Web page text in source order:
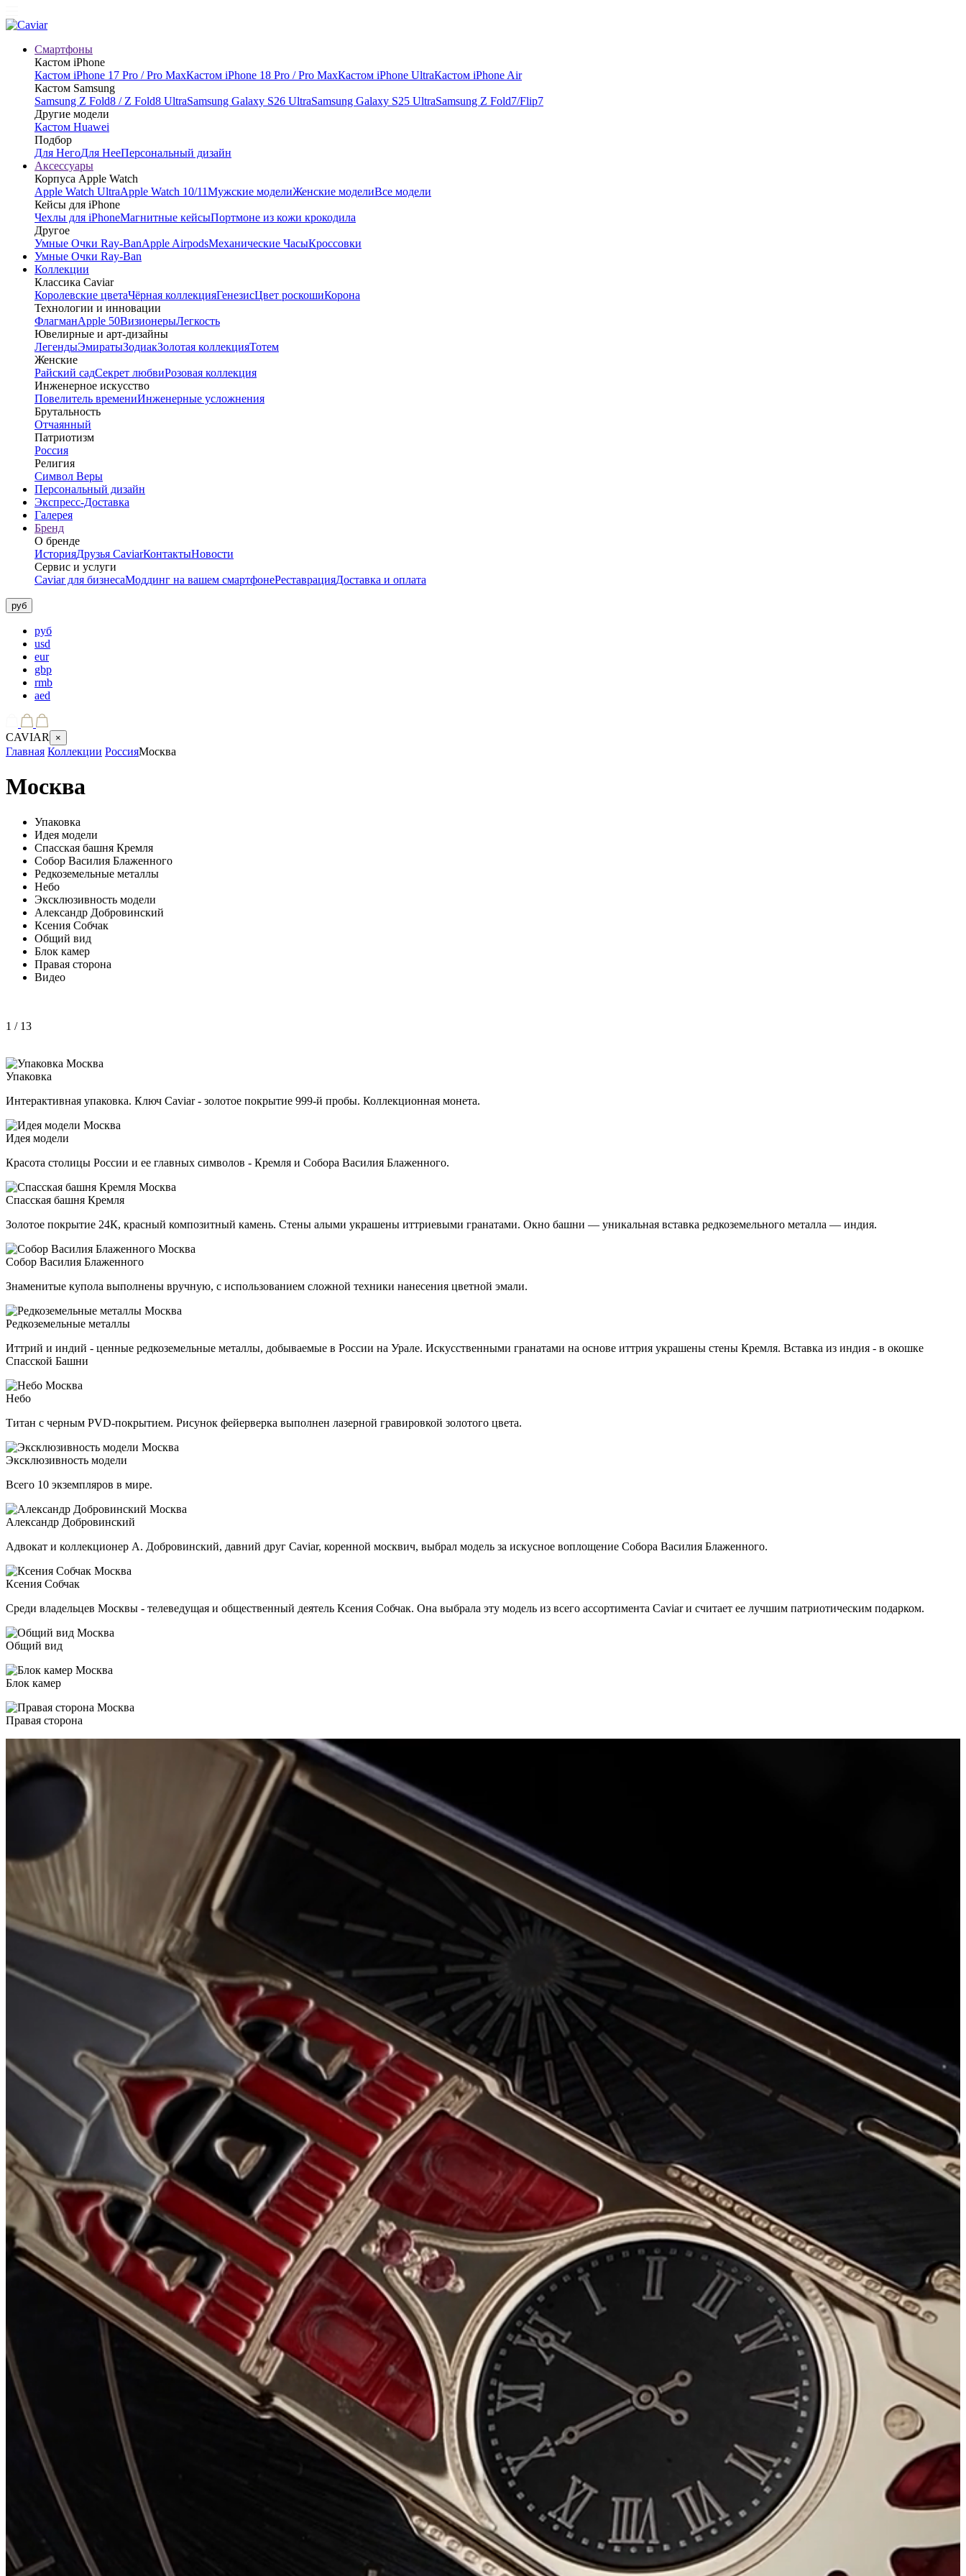
Смартфоны
Кастом iPhone
Кастом iPhone 17 Pro / Pro MaxКастом iPhone 18 Pro / Pro MaxКастом iPhone UltraКастом iPhone Air
Кастом Samsung
Samsung Z Fold8 / Z Fold8 UltraSamsung Galaxy S26 UltraSamsung Galaxy S25 UltraSamsung Z Fold7/Flip7
Другие модели
Кастом Huawei
Подбор
Для НегоДля НееПерсональный дизайн
Аксессуары
Корпуса Apple Watch
Apple Watch UltraApple Watch 10/11Мужские моделиЖенские моделиВсе модели
Кейсы для iPhone
Чехлы для iPhoneМагнитные кейсыПортмоне из кожи крокодила
Другое
Умные Очки Ray-BanApple AirpodsМеханические ЧасыКроссовки
Умные Очки Ray-Ban
Коллекции
Классика Caviar
Королевские цветаЧёрная коллекцияГенезисЦвет роскошиКорона
Технологии и инновации
ФлагманApple 50ВизионерыЛегкость
Ювелирные и арт-дизайны
ЛегендыЭмиратыЗодиакЗолотая коллекцияТотем
Женские
Райский садСекрет любвиРозовая коллекция
Инженерное искусство
Повелитель времениИнженерные усложнения
Брутальность
Отчаянный
Патриотизм
Россия
Религия
Символ Веры
Персональный дизайн
Экспресс-Доставка
Галерея
Бренд
О бренде
ИсторияДрузья CaviarКонтактыНовости
Сервис и услуги
Caviar для бизнесаМоддинг на вашем смартфонеРеставрацияДоставка и оплата
руб
руб
usd
eur
gbp
rmb
aed
CAVIAR ×
Главная Коллекции РоссияМосква
Москва
Упаковка
Идея модели
Спасская башня Кремля
Собор Василия Блаженного
Редкоземельные металлы
Небо
Эксклюзивность модели
Александр Добровинский
Ксения Собчак
Общий вид
Блок камер
Правая сторона
Видео
1 / 13
Упаковка
Интерактивная упаковка. Ключ Caviar - золотое покрытие 999-й пробы. Коллекционная монета.
Идея модели
Красота столицы России и ее главных символов - Кремля и Собора Василия Блаженного.
Спасская башня Кремля
Золотое покрытие 24К, красный композитный камень. Стены алыми украшены иттриевыми гранатами. Окно башни — уникальная вставка редкоземельного металла — индия.
Собор Василия Блаженного
Знаменитые купола выполнены вручную, с использованием сложной техники нанесения цветной эмали.
Редкоземельные металлы
Иттрий и индий - ценные редкоземельные металлы, добываемые в России на Урале. Искусственными гранатами на основе иттрия украшены стены Кремля. Вставка из индия - в окошке
Спасской Башни
Небо
Титан с черным PVD-покрытием. Рисунок фейерверка выполнен лазерной гравировкой золотого цвета.
Эксклюзивность модели
Всего 10 экземпляров в мире.
Александр Добровинский
Адвокат и коллекционер А. Добровинский, давний друг Caviar, коренной москвич, выбрал модель за искусное воплощение Собора Василия Блаженного.
Ксения Собчак
Среди владельцев Москвы - телеведущая и общественный деятель Ксения Собчак. Она выбрала эту модель из всего ассортимента Caviar и считает ее лучшим патриотическим подарком.
Общий вид
Блок камер
Правая сторона